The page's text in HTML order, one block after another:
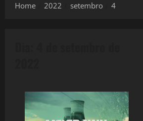
Home 2022 setembro 4